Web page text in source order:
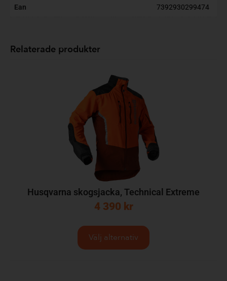
Ean 7392930299474
Relaterade produkter
Husqvarna skogsjacka, Technical Extreme
4 390 kr
Välj alternativ